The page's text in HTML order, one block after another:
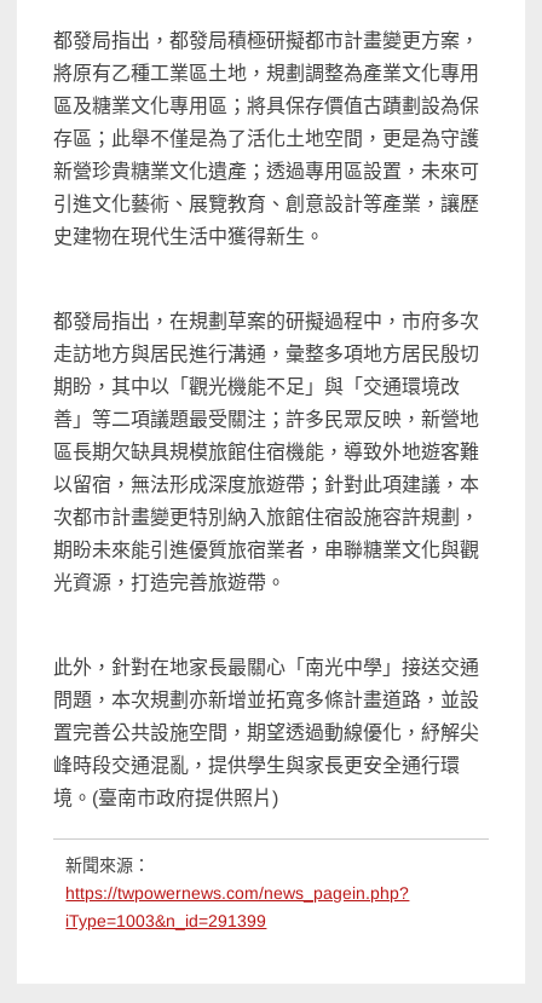
都發局指出，都發局積極研擬都市計畫變更方案，
將原有乙種工業區土地，規劃調整為產業文化專用
區及糖業文化專用區；將具保存價值古蹟劃設為保
存區；此舉不僅是為了活化土地空間，更是為守護
新營珍貴糖業文化遺產；透過專用區設置，未來可
引進文化藝術、展覽教育、創意設計等產業，讓歷
史建物在現代生活中獲得新生。
都發局指出，在規劃草案的研擬過程中，市府多次
走訪地方與居民進行溝通，彙整多項地方居民殷切
期盼，其中以「觀光機能不足」與「交通環境改
善」等二項議題最受關注；許多民眾反映，新營地
區長期欠缺具規模旅館住宿機能，導致外地遊客難
以留宿，無法形成深度旅遊帶；針對此項建議，本
次都市計畫變更特別納入旅館住宿設施容許規劃，
期盼未來能引進優質旅宿業者，串聯糖業文化與觀
光資源，打造完善旅遊帶。
此外，針對在地家長最關心「南光中學」接送交通
問題，本次規劃亦新增並拓寬多條計畫道路，並設
置完善公共設施空間，期望透過動線優化，紓解尖
峰時段交通混亂，提供學生與家長更安全通行環
境。(臺南市政府提供照片)
新聞來源：
https://twpowernews.com/news_pagein.php?
iType=1003&n_id=291399